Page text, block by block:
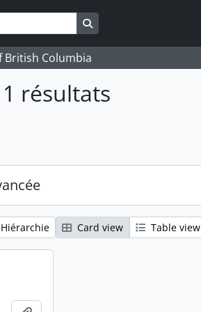
Search in browse page
Columbia
résultats
Hiérarchie Card view Table view